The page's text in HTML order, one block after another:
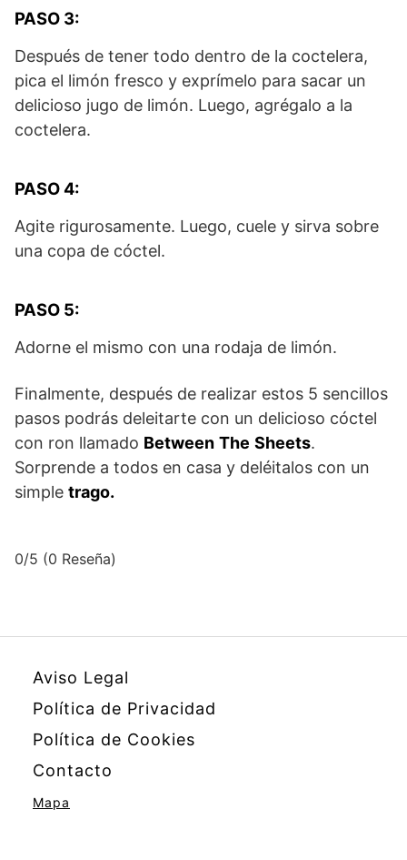
PASO 3:
Después de tener todo dentro de la coctelera,
pica el limón fresco y exprímelo para sacar un
delicioso jugo de limón. Luego, agrégalo a la
coctelera.
PASO 4:
Agite rigurosamente. Luego, cuele y sirva sobre
una copa de cóctel.
PASO 5:
Adorne el mismo con una rodaja de limón.
Finalmente, después de realizar estos 5 sencillos
pasos podrás deleitarte con un delicioso cóctel
con ron llamado Between The Sheets.
Sorprende a todos en casa y deléitalos con un
simple trago.
0/5 (0 Reseña)
Aviso Legal
Política de Privacidad
Política de Cookies
Contacto
Mapa